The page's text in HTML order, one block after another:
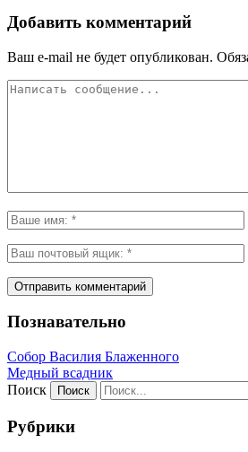
Добавить комментарий
Ваш e-mail не будет опубликован.
Познавательно
Собор Василия Блаженного
Медный всадник
Поиск
Рубрики